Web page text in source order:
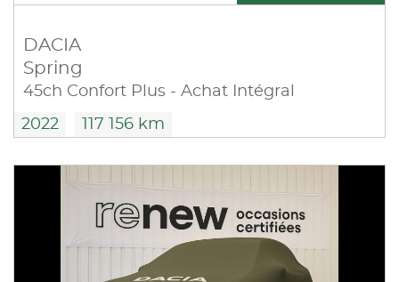
DACIA
Spring
45ch Confort Plus - Achat Intégral
2022 117 156 km